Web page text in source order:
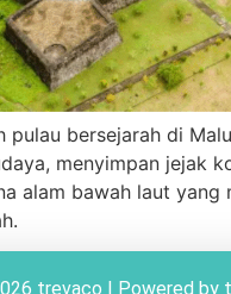
pulau bersejarah di
menyimpan jejak
alam bawah laut yang
trevaco | Powered by